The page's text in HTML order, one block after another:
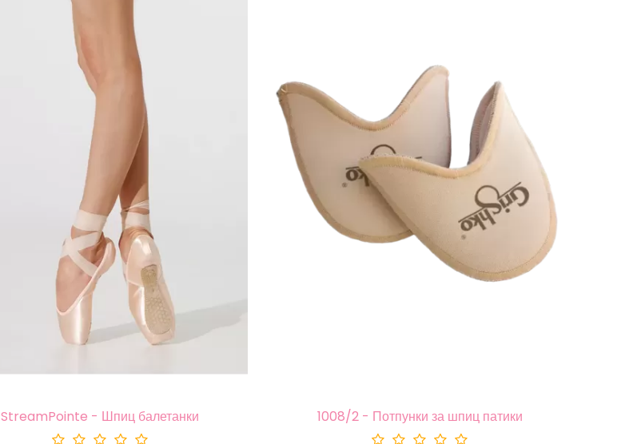
StreamPointe - Шпиц балетанки 1008/2 - Потпунки за шпиц патики